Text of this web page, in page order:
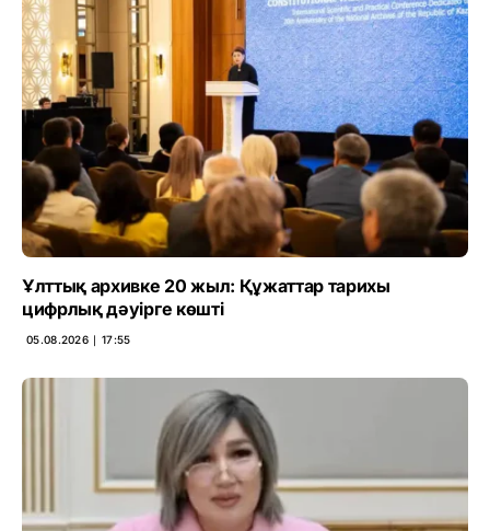
Ұлттық архивке 20 жыл: Құжаттар тарихы
цифрлық дәуірге көшті
05.08.2026 ∣ 17:55